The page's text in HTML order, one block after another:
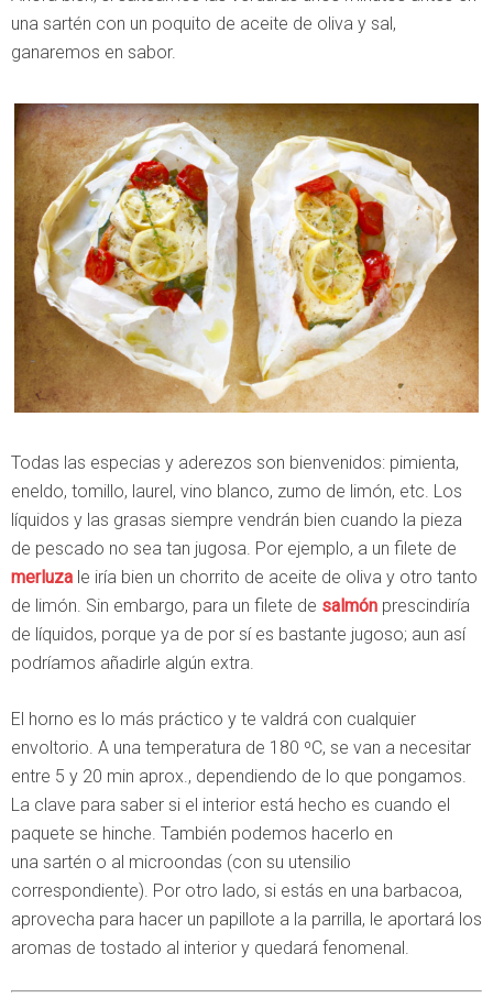
una sartén con un poquito de aceite de oliva y sal,
ganaremos en sabor.
Todas las especias y aderezos son bienvenidos: pimienta,
eneldo, tomillo, laurel, vino blanco, zumo de limón, etc. Los
líquidos y las grasas siempre vendrán bien cuando la pieza
de pescado no sea tan jugosa. Por ejemplo, a un filete de
merluza le iría bien un chorrito de aceite de oliva y otro tanto
de limón. Sin embargo, para un filete de salmón prescindiría
de líquidos, porque ya de por sí es bastante jugoso; aun así
podríamos añadirle algún extra.
El horno es lo más práctico y te valdrá con cualquier
envoltorio. A una temperatura de 180 ºC, se van a necesitar
entre 5 y 20 min aprox., dependiendo de lo que pongamos.
La clave para saber si el interior está hecho es cuando el
paquete se hinche. También podemos hacerlo en
una sartén o al microondas (con su utensilio
correspondiente). Por otro lado, si estás en una barbacoa,
aprovecha para hacer un papillote a la parrilla, le aportará los
aromas de tostado al interior y quedará fenomenal.